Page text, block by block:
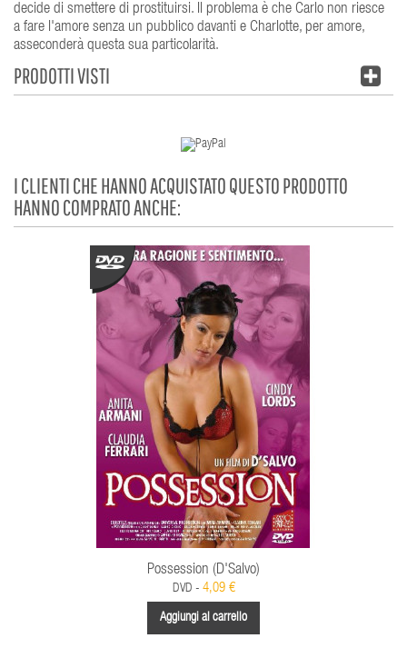
decide di smettere di prostituirsi. Il problema è che Carlo non riesce
a fare l'amore senza un pubblico davanti e Charlotte, per amore,
asseconderà questa sua particolarità.
PRODOTTI VISTI
I CLIENTI CHE HANNO ACQUISTATO QUESTO PRODOTTO
HANNO COMPRATO ANCHE:
Possession (D'Salvo)
DVD - 4,09 €
Aggiungi al carrello